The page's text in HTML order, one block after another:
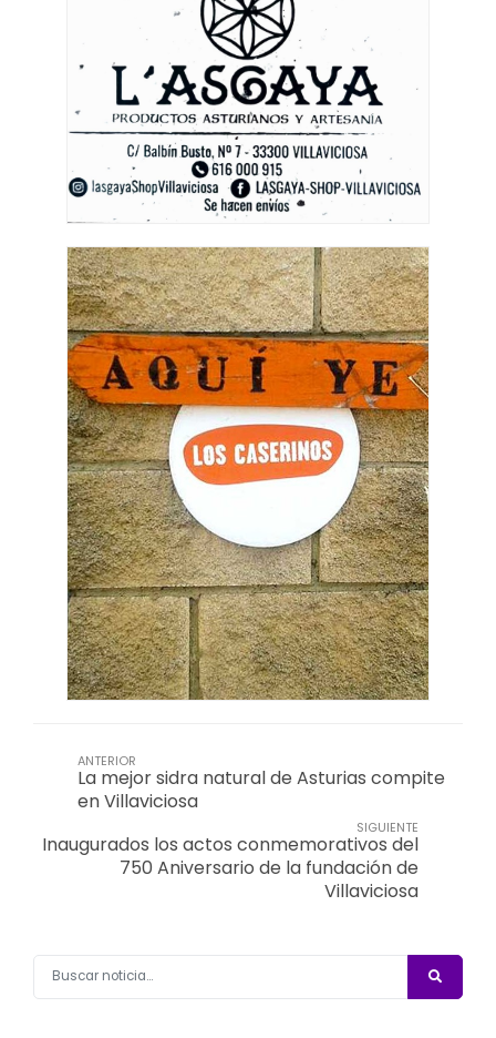
ANTERIOR
La mejor sidra natural de Asturias compite
en Villaviciosa
SIGUIENTE
Inaugurados los actos conmemorativos del
750 Aniversario de la fundación de
Villaviciosa